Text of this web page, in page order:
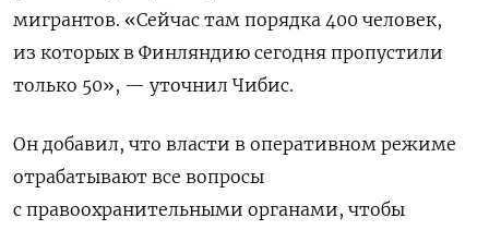
мигрантов. «Сейчас там порядка 400 человек,
из которых в Финляндию сегодня пропустили
только 50», — уточнил Чибис.
Он добавил, что власти в оперативном режиме
отрабатывают все вопросы
с правоохранительными органами, чтобы